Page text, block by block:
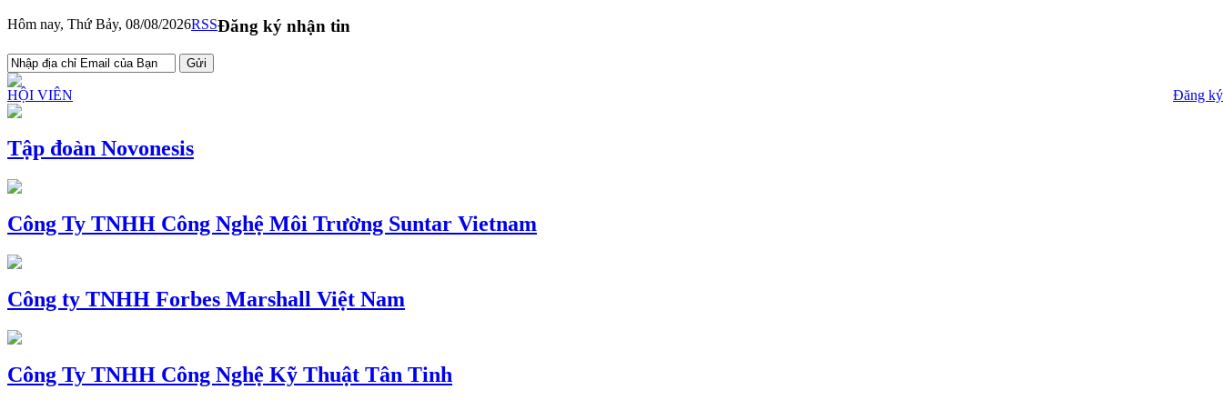
Hôm nay, Thứ Bảy, 08/08/2026RSSĐăng ký nhận tin
HỘI VIÊN Đăng ký
Tập đoàn Novonesis
Công Ty TNHH Công Nghệ Môi Trường Suntar Vietnam
Công ty TNHH Forbes Marshall Việt Nam
Công Ty TNHH Công Nghệ Kỹ Thuật Tân Tinh